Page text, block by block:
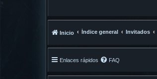
Inicio Índice general Invitados
Enlaces rápidos FAQ